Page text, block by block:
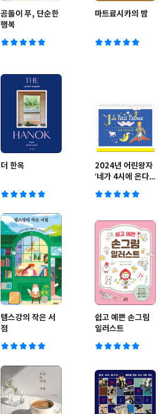
곰돌이 푸, 단순한
행복
마트료시카의 밤
더 한옥
2024년 어린왕자
‘네가 4시에 온다
렐거야’ 탁상달력
템스강의 작은 서
점
쉽고 예쁜 손그림
일러스트